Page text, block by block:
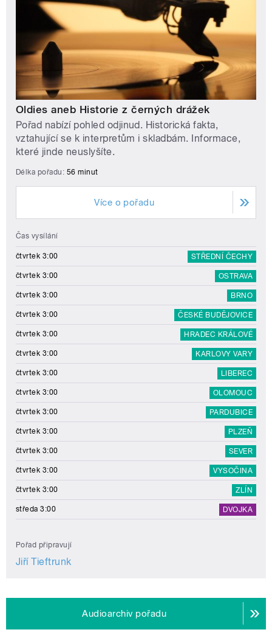
Oldies aneb Historie z černých drážek
Pořad nabízí pohled odjinud. Historická fakta,
vztahující se k interpretům i skladbám. Informace,
které jinde neuslyšíte.
Délka pořadu: 56 minut
Více o pořadu
Čas vysílání
čtvrtek 3:00 STŘEDNÍ ČECHY
čtvrtek 3:00 OSTRAVA
čtvrtek 3:00 BRNO
čtvrtek 3:00 ČESKÉ BUDĚJOVICE
čtvrtek 3:00 HRADEC KRÁLOVÉ
čtvrtek 3:00 KARLOVY VARY
čtvrtek 3:00 LIBEREC
čtvrtek 3:00 OLOMOUC
čtvrtek 3:00 PARDUBICE
čtvrtek 3:00 PLZEŇ
čtvrtek 3:00 SEVER
čtvrtek 3:00 VYSOČINA
čtvrtek 3:00 ZLÍN
středa 3:00 DVOJKA
Pořad připravují
Jiří Tieftrunk
Audioarchiv pořadu